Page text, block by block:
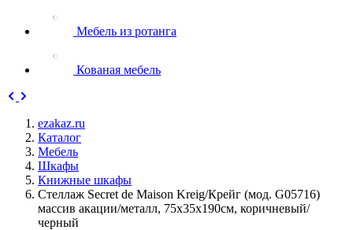
Мебель из ротанга
Кованая мебель
ezakaz.ru
Каталог
Мебель
Шкафы
Книжные шкафы
Стеллаж Secret de Maison Kreig/Крейг (мод. G05716)
массив акации/металл, 75х35х190см, коричневый/
черный